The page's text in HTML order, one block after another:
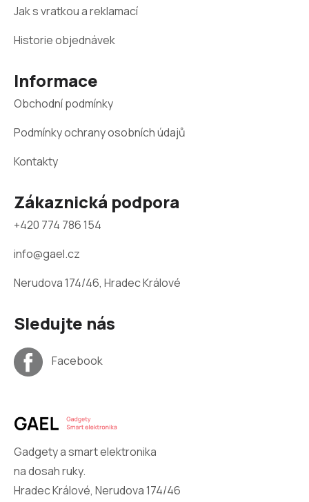
Jak s vratkou a reklamací
Historie objednávek
Informace
Obchodní podmínky
Podmínky ochrany osobních údajů
Kontakty
Zákaznická podpora
+420 774 786 154
info@gael.cz
Nerudova 174/46, Hradec Králové
Sledujte nás
Facebook
Gadgety a smart elektronika
na dosah ruky.
Hradec Králové, Nerudova 174/46